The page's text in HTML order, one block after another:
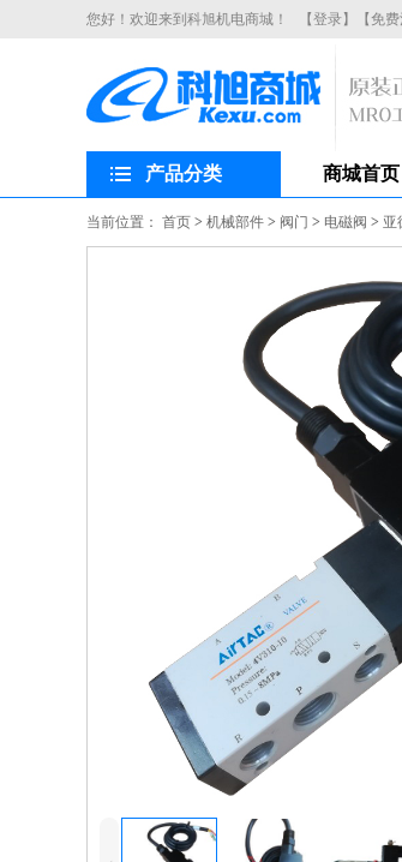
您好！欢迎来到科旭机电商城！ 【登录】 【免
产品分类 商城首页
当前位置： 首页 > 机械部件 > 阀门 > 电磁阀 > 亚